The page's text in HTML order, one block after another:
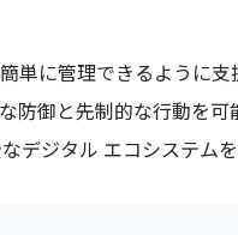
に管理できるように
御と先制的な行動を
ジタル エコシステム